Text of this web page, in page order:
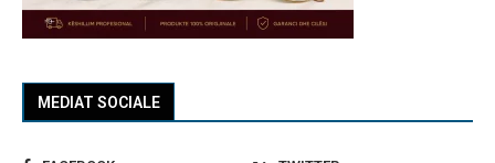
MEDIAT SOCIALE